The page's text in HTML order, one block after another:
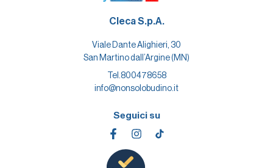
Cleca S.p.A.
Viale Dante Alighieri, 30
San Martino dall’Argine (MN)
Tel. 800478658
info@nonsolobudino.it
Seguici su